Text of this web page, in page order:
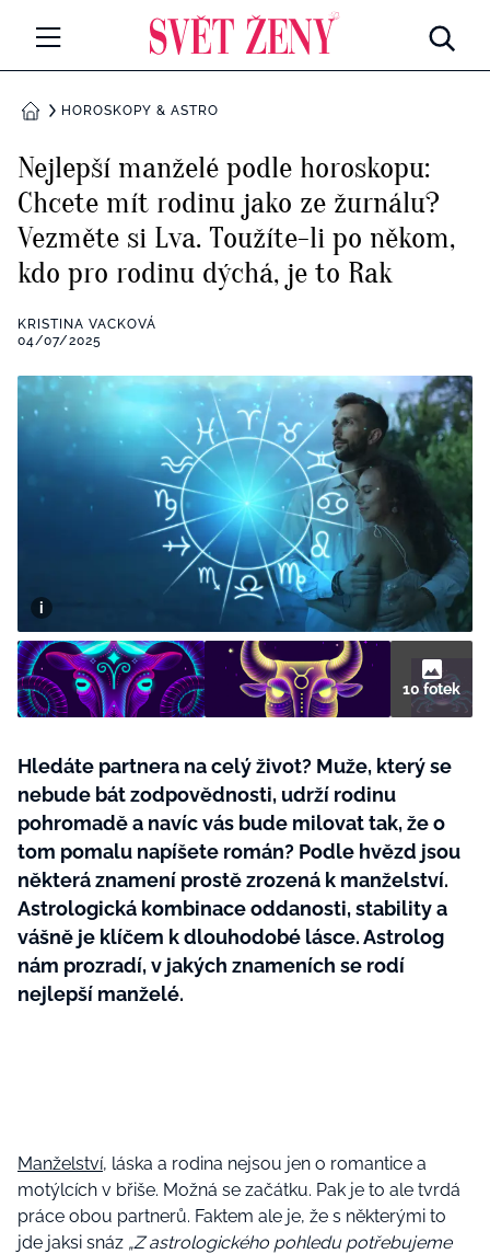
Všechny kategorie
Rozhovory
RETROHUBKY
PSYCHOLOGIE
Seberozvoj
ZDRAVÍ
Životní styl
ZÁBAVA
Všechny kategorie
Testy a kvízy
Všechny kategorie
BurdaMedia
Extra
SVĚT ŽENY - 599 KČ
ROČNÍ PŘEDPLATNÉ SVĚT ŽENY +
SADA PRODUKTŮ MANA (10 ks)
DOMŮHOROSKOPY & ASTRO
Nejlepší manželé podle horoskopu:
Chcete mít rodinu jako ze žurnálu?
Vezměte si Lva. Toužíte-li po někom,
kdo pro rodinu dýchá, je to Rak
KRISTINA VACKOVÁ
04/07/2025
10 fotek
Hledáte partnera na celý život? Muže, který se
nebude bát zodpovědnosti, udrží rodinu
pohromadě a navíc vás bude milovat tak, že o
tom pomalu napíšete román? Podle hvězd jsou
některá znamení prostě zrozená k manželství.
Astrologická kombinace oddanosti, stability a
vášně je klíčem k dlouhodobé lásce. Astrolog
nám prozradí, v jakých znameních se rodí
nejlepší manželé.
Manželství, láska a rodina nejsou jen o romantice a
motýlcích v břiše. Možná se začátku. Pak je to ale tvrdá
práce obou partnerů. Faktem ale je, že s některými to
jde jaksi snáz „Z astrologického pohledu potřebujeme